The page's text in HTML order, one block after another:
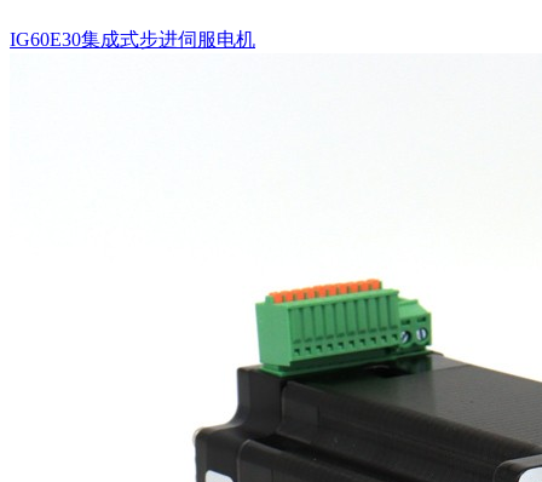
IG60E30集成式步进伺服电机